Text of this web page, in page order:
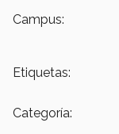
Campus:
Etiquetas:
Categoría: